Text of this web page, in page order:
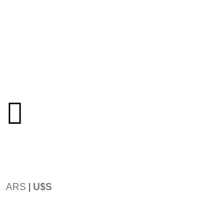
ARS U$S